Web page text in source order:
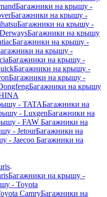
Багажники на крышу -
Багажники на крышу -
Багажники на крышу -
Багажники на крышу
Багажники на крышу -
на крышу -
Багажники на крышу -
Багажники на крышу -
Багажники на крышу -
Багажники на крышу
- TATAБагажники на
- LuxgenБагажники на
- FAW Багажники на
- JetourБагажники на
- Jaecoo Багажники на
Багажники на крышу -
- Toyota
CamryБагажники на